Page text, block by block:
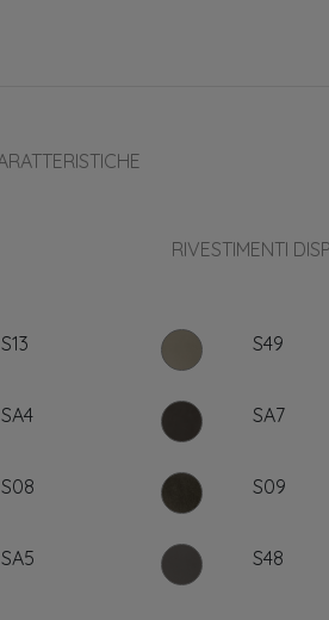
RIVESTIMENTI
S13 S49
SA4 SA7
S08 S09
SA5 S48